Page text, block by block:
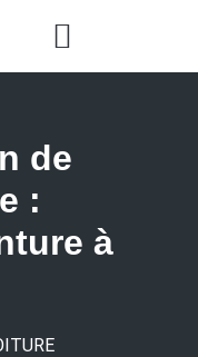
de
:
à